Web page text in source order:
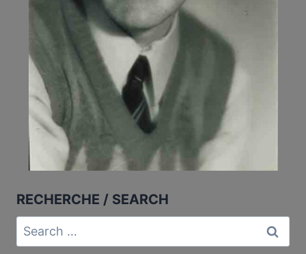
RECHERCHE / SEARCH
Search
for: